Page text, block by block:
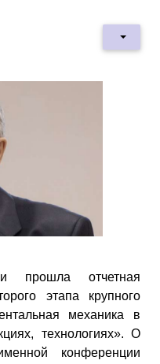
отчетная
этапа крупного
механика в
технологиях». О
конференции